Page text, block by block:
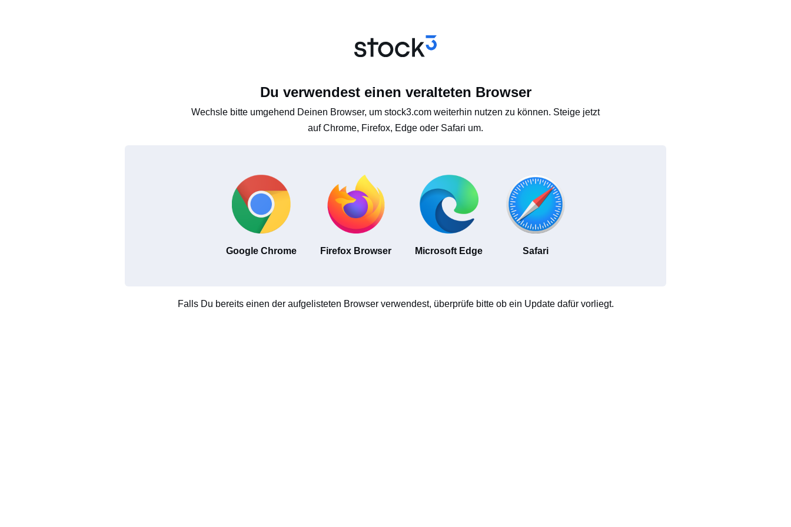
Du verwendest einen veralteten Browser
Wechsle bitte umgehend Deinen Browser, um stock3.com weiterhin nutzen zu können. Steige jetzt
auf Chrome, Firefox, Edge oder Safari um.
Google Chrome Firefox Browser Microsoft Edge Safari
Falls Du bereits einen der aufgelisteten Browser verwendest, überprüfe bitte ob ein Update dafür vorliegt.